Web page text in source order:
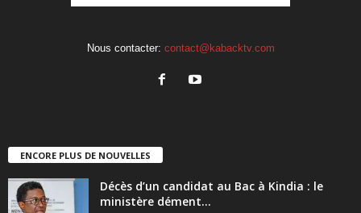
Nous contacter: contact@kabacktv.com
ENCORE PLUS DE NOUVELLES
Décès d’un candidat au Bac à Kindia : le
ministère dément...